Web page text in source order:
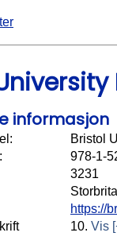
informasjon
Bristol
978-1-
3231
https://
10. Vis